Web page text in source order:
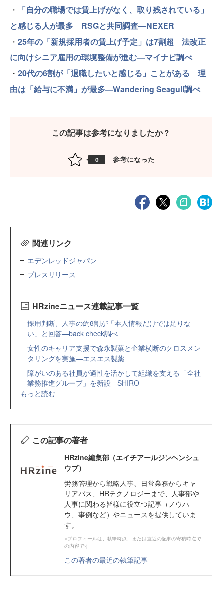
・
「自分の職場では賃上げがなく、取り残されている」
と感じる人が最多 RSGと共同調査—NEXER
・ 25年の「新規採用者の賃上げ予定」は7割超 法改正
に向けシニア雇用の環境整備が進む—マイナビ調べ
・ 20代の6割が「退職したいと感じる」ことがある 理
由は「給与に不満」が最多—Wandering Seagull調べ
この記事は参考になりましたか？
0 参考になった
関連リンク
エデンレッドジャパン
プレスリリース
HRzineニュース連載記事一覧
採用判断、人事の約8割が「本人情報だけでは足りな
い」と回答—back check調べ
女性のキャリア支援で森永製菓と企業横断のクロスメン
タリングを実施—エスエス製薬
障がいのある社員が適性を活かして組織を支える「全社
業務推進グループ」を新設—SHIRO
もっと読む
この記事の著者
HRzine編集部（エイチアールジンヘンシュ
ウブ）
労務管理から戦略人事、日常業務からキャ
リアパス、HRテクノロジーまで、人事部や
人事に関わる皆様に役立つ記事（ノウハ
ウ、事例など）やニュースを提供していま
す。
※プロフィールは、執筆時点、または直近の記事の寄稿時点で
の内容です
この著者の最近の執筆記事